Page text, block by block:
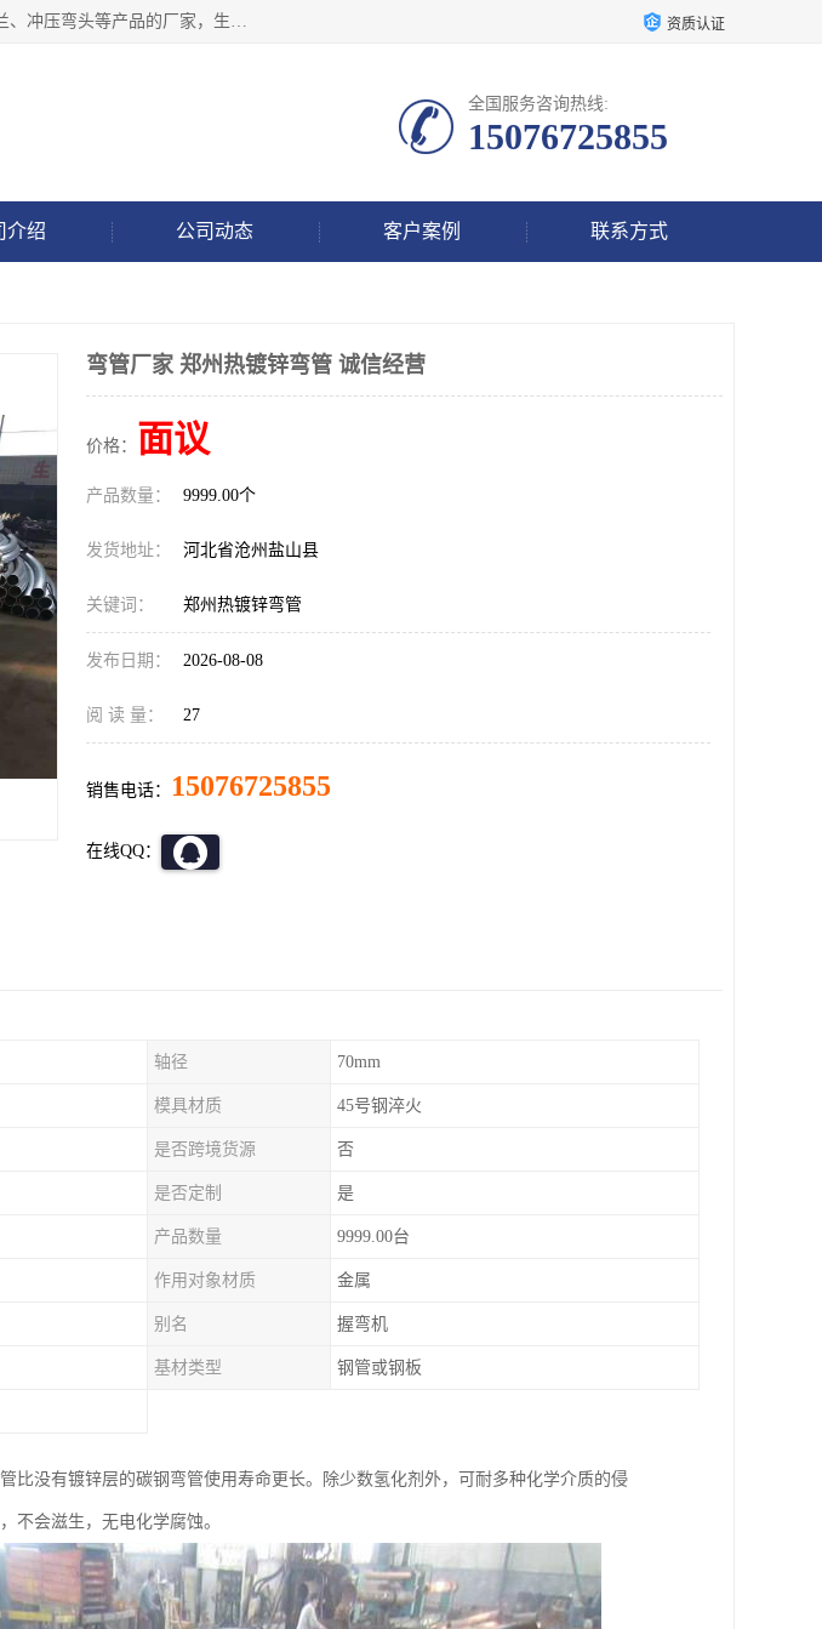
沧州吉轩管道制造有限公司是河北一家专业生产三通、镀锌弯管、弯头、压力容器法兰、锻造法兰、冲压弯头等产品的厂家，生产设备精良，工艺先进，产品规格齐全，售后服务健全。 资质认证
全国服务咨询热线:
15076725855
介绍 公司动态 客户案例 联系方式
弯管厂家 郑州热镀锌弯管 诚信经营
价格： 面议
产品数量： 9999.00个
发货地址： 河北省沧州盐山县
关键词： 郑州热镀锌弯管
发布日期： 2026-08-08
阅 读 量： 27
销售电话： 15076725855
在线QQ：
轴径 70mm
模具材质 45号钢淬火
是否跨境货源 否
是否定制 是
产品数量 9999.00台
作用对象材质 金属
别名 握弯机
基材类型 钢管或钢板
比没有镀锌层的碳钢弯管使用寿命更长。除少数氢化剂外，可耐多种化学介质的侵
不会滋生，无电化学腐蚀。